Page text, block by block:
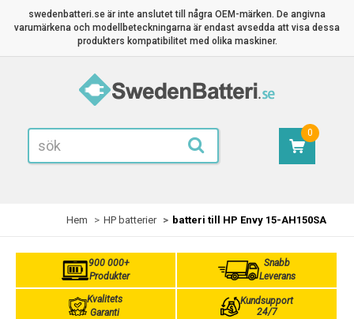
swedenbatteri.se är inte anslutet till några OEM-märken. De angivna
varumärkena och modellbeteckningarna är endast avsedda att visa dessa
produkters kompatibilitet med olika maskiner.
0
Hem HP batterier batteri till HP Envy 15-AH150SA
900 000+
Produkter
Snabb
Leverans
Kvalitets
Garanti
Kundsupport
24/7